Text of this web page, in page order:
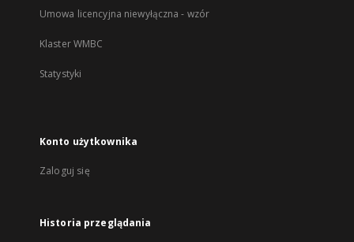
Umowa licencyjna niewyłączna - wzór
Klaster WMBC
Statystyki
Konto użytkownika
Zaloguj się
Historia przeglądania